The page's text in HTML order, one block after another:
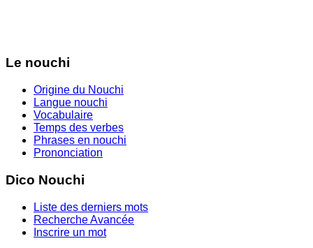
Le nouchi
Origine du Nouchi
Langue nouchi
Vocabulaire
Temps des verbes
Phrases en nouchi
Prononciation
Dico Nouchi
Liste des derniers mots
Recherche Avancée
Inscrire un mot